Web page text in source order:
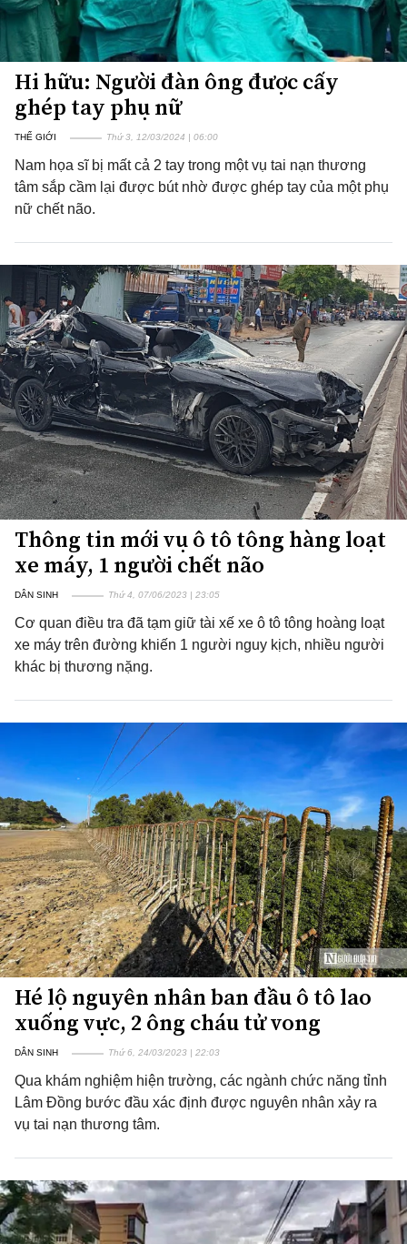
Hi hữu: Người đàn ông được cấy
ghép tay phụ nữ
THẾ GIỚI Thứ 3, 12/03/2024 | 06:00
Nam họa sĩ bị mất cả 2 tay trong một vụ tai nạn thương
tâm sắp cầm lại được bút nhờ được ghép tay của một phụ
nữ chết não.
Thông tin mới vụ ô tô tông hàng loạt
xe máy, 1 người chết não
DÂN SINH Thứ 4, 07/06/2023 | 23:05
Cơ quan điều tra đã tạm giữ tài xế xe ô tô tông hoàng loạt
xe máy trên đường khiến 1 người nguy kịch, nhiều người
khác bị thương nặng.
Hé lộ nguyên nhân ban đầu ô tô lao
xuống vực, 2 ông cháu tử vong
DÂN SINH Thứ 6, 24/03/2023 | 22:03
Qua khám nghiệm hiện trường, các ngành chức năng tỉnh
Lâm Đồng bước đầu xác định được nguyên nhân xảy ra
vụ tai nạn thương tâm.